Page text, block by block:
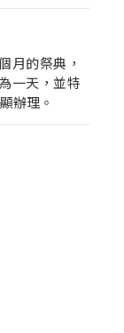
月的祭典，
一天，並特
辦理。